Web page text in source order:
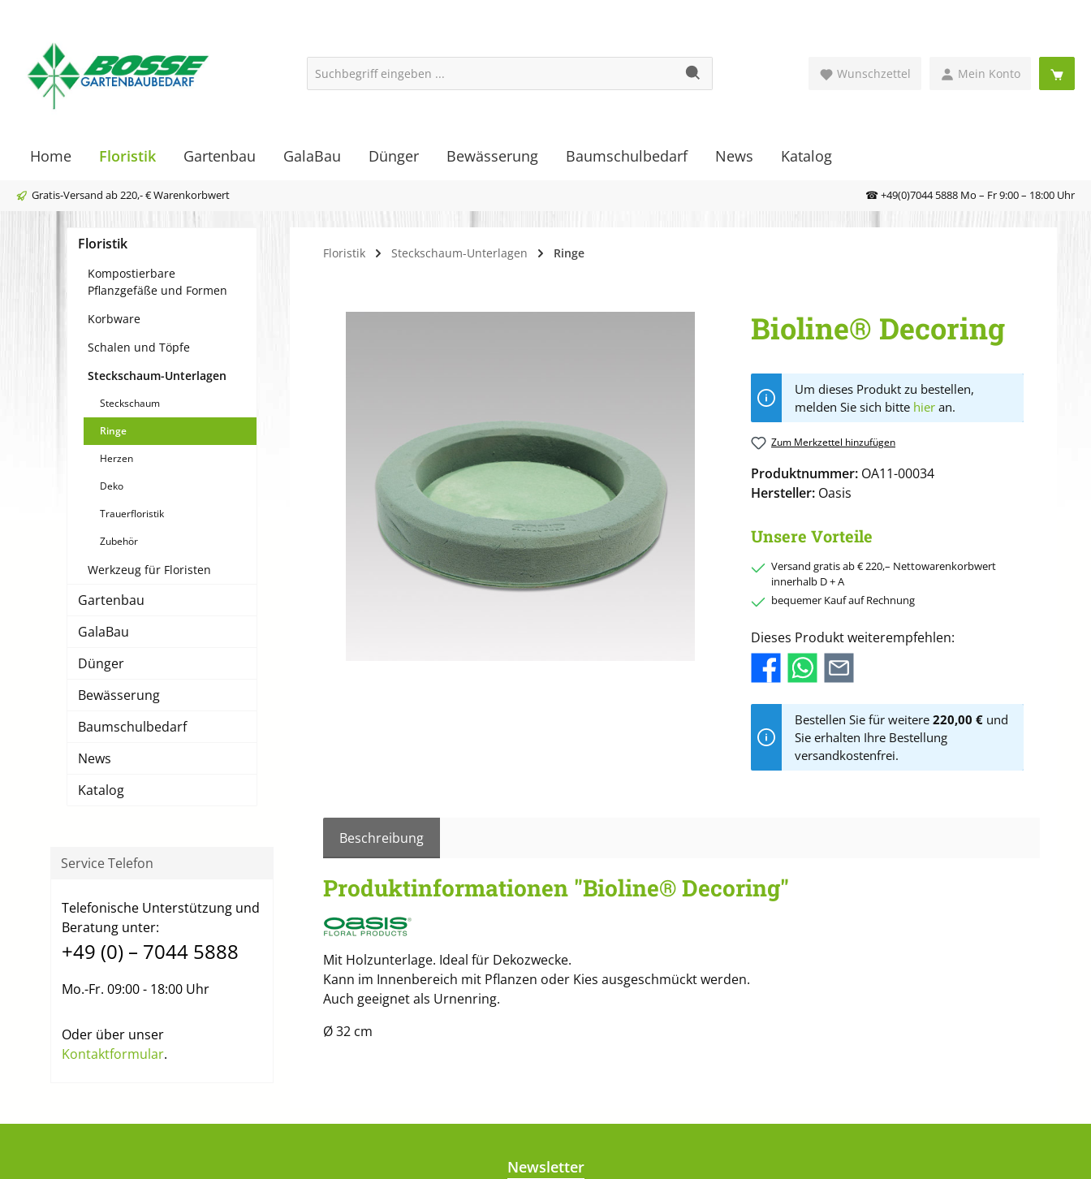
Wunschzettel Mein Konto
Home Floristik Gartenbau GalaBau Dünger Bewässerung Baumschulbedarf News Katalog
Gratis-Versand ab 220,- € Warenkorbwert ☎ +49(0)7044 5888 Mo – Fr 9:00 – 18:00 Uhr
Floristik
Kompostierbare
Pflanzgefäße und Formen
Korbware
Schalen und Töpfe
Steckschaum-Unterlagen
Steckschaum
Ringe
Herzen
Deko
Trauerfloristik
Zubehör
Werkzeug für Floristen
Gartenbau
GalaBau
Dünger
Bewässerung
Baumschulbedarf
News
Katalog
Service Telefon
Telefonische Unterstützung und
Beratung unter:
+49 (0) – 7044 5888
Mo.-Fr. 09:00 - 18:00 Uhr
Oder über unser
Kontaktformular.
Floristik Steckschaum-Unterlagen Ringe
Bioline® Decoring
Um dieses Produkt zu bestellen,
melden Sie sich bitte hieran.
Zum Merkzettel hinzufügen
Produktnummer: OA11-00034
Hersteller: Oasis
Unsere Vorteile
Versand gratis ab € 220,– Nettowarenkorbwert
innerhalb D + A
bequemer Kauf auf Rechnung
Dieses Produkt weiterempfehlen:
Bestellen Sie für weitere 220,00 €und
Sie erhalten Ihre Bestellung
versandkostenfrei.
Beschreibung
Produktinformationen "Bioline® Decoring"
Mit Holzunterlage. Ideal für Dekozwecke.
Kann im Innenbereich mit Pflanzen oder Kies ausgeschmückt werden.
Auch geeignet als Urnenring.
Ø 32 cm
Newsletter